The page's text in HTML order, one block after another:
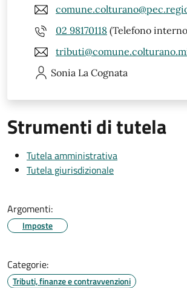
02 98170118 (Telefono
Sonia La Cognata
Strumenti di tutela
Tutela amministrativa
Tutela giurisdizionale
Argomenti:
Imposte
Categorie:
Tributi, finanze e contravvenzioni